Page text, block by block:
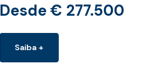
Desde € 277.500
Saiba +